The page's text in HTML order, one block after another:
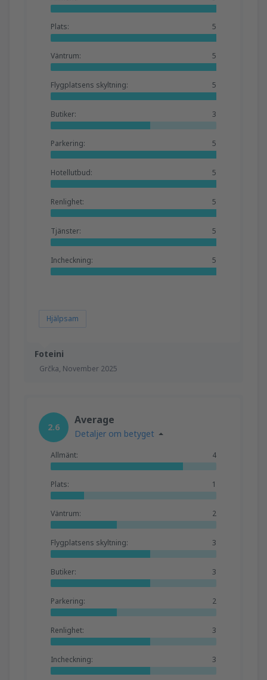
Foteini
Grčka, November 2025
Plats: 5
Väntrum: 5
Flygplatsens skyltning: 5
Butiker: 3
Parkering: 5
Hotellutbud: 5
Renlighet: 5
Tjänster: 5
Incheckning: 5
Hjälpsam
2.6
Average
Detaljer om betyget
Allmänt: 4
Plats: 1
Väntrum: 2
Flygplatsens skyltning: 3
Butiker: 3
Parkering: 2
Renlighet: 3
Incheckning: 3